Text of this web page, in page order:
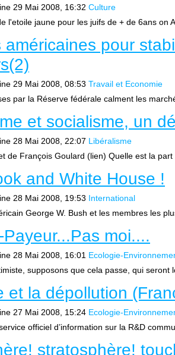
29 Mai 2008, 16:32 Culture
l'etoile jaune pour les juifs de + de 6ans on A
américaines pour
29 Mai 2008, 08:53 Travail et Economie
par la Réserve fédérale calment les
et socialisme, un
28 Mai 2008, 22:07 Libéralisme
de François Goulard (lien) Quelle est la part
and White House !
28 Mai 2008, 19:53 International
George W. Bush et les membres les
moi....
28 Mai 2008, 16:01 Ecologie-
supposons que cela passe, qui seront
et la dépollution
27 Mai 2008, 15:24 Ecologie-
officiel d’information sur la R&D
stratosphère!